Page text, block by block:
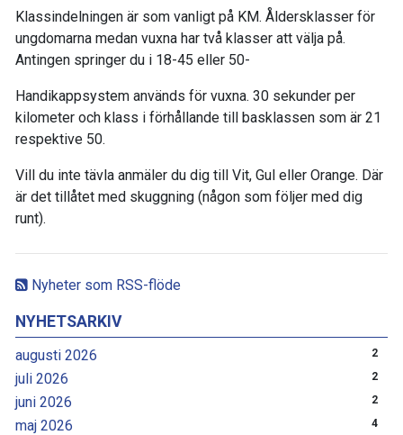
Nyheter som RSS-flöde
NYHETSARKIV
augusti 2026 2
juli 2026 2
juni 2026 2
maj 2026 4
Klassindelningen är som vanligt på KM. Åldersklasser för
ungdomarna medan vuxna har två klasser att välja på.
Antingen springer du i 18-45 eller 50-
Handikappsystem används för vuxna. 30 sekunder per
kilometer och klass i förhållande till basklassen som är 21
respektive 50.
Vill du inte tävla anmäler du dig till Vit, Gul eller Orange. Där
är det tillåtet med skuggning (någon som följer med dig
runt).